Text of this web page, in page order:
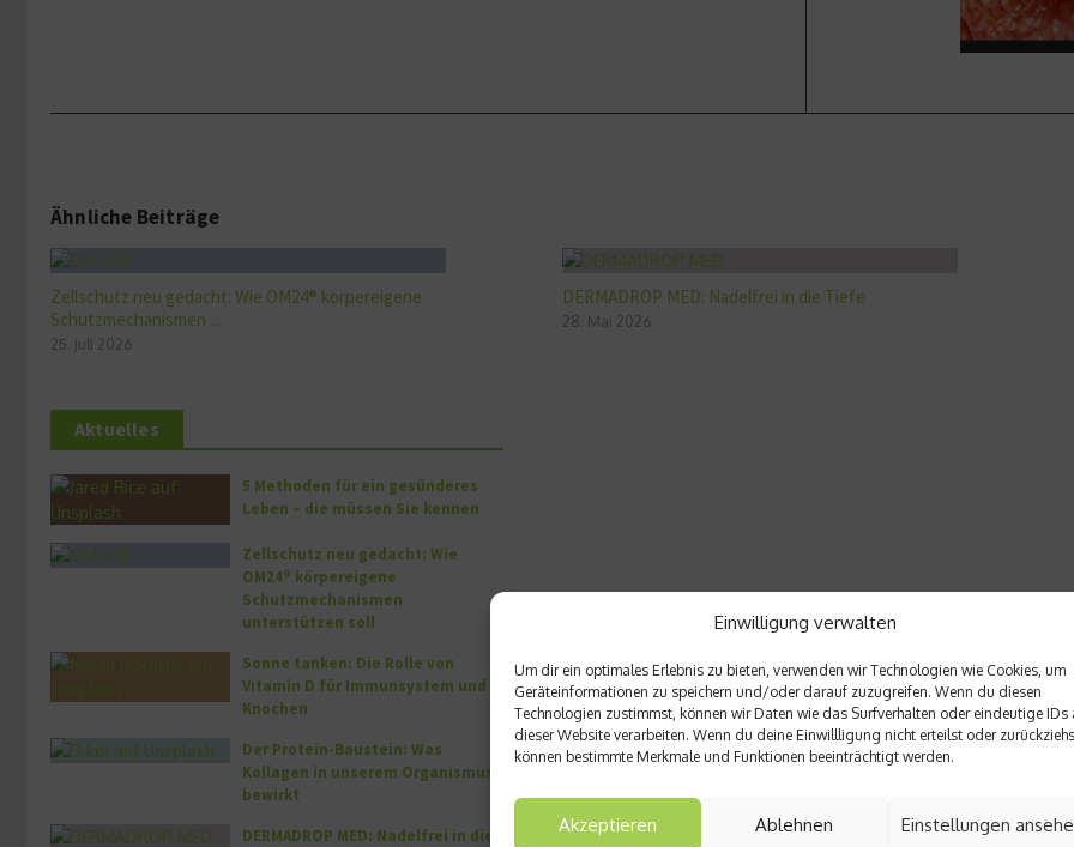
Einwilligung verwalten
Um dir ein optimales Erlebnis zu bieten, verwenden wir Technologien wie Cookies, um
Geräteinformationen zu speichern und/oder darauf zuzugreifen. Wenn du diesen
Technologien zustimmst, können wir Daten wie das Surfverhalten oder eindeutige IDs
dieser Website verarbeiten. Wenn du deine Einwillligung nicht erteilst oder
können bestimmte Merkmale und Funktionen beeinträchtigt werden.
Akzeptieren Ablehnen Einstellungen
Ähnliche Beiträge
Zellschutz neu gedacht: Wie OM24® körpereigene
Schutzmechanismen ...
25. Juli 2026
DERMADROP MED: Nadelfrei in die Tiefe
28. Mai 2026
Aktuelles
5 Methoden für ein gesünderes
Leben – die müssen Sie kennen
Zellschutz neu gedacht: Wie
OM24® körpereigene
Schutzmechanismen
unterstützen soll
Sonne tanken: Die Rolle von
Vitamin D für Immunsystem und
Knochen
Der Protein-Baustein: Was
Kollagen in unserem Organismus
bewirkt
DERMADROP MED: Nadelfrei in die